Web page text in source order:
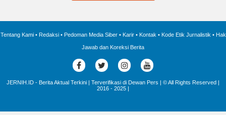
Tentang Kami• Redaksi• Pedoman Media Siber• Karir• Kontak • Kode Etik Jurnalistik • Hak
Jawab dan Koreksi Berita
JERNIH.ID - Berita Aktual Terkini | Terverifikasi di Dewan Pers | © All Rights Reserved |
2016 - 2025 |